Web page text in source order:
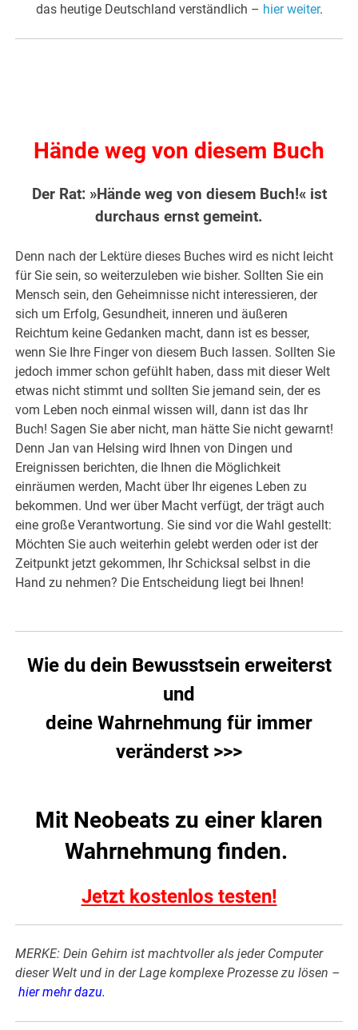
das heutige Deutschland verständlich – hier weiter.
Hände weg von diesem Buch
Der Rat: »Hände weg von diesem Buch!« ist
durchaus ernst gemeint.
Denn nach der Lektüre dieses Buches wird es nicht leicht
für Sie sein, so weiterzuleben wie bisher. Sollten Sie ein
Mensch sein, den Geheimnisse nicht interessieren, der
sich um Erfolg, Gesundheit, inneren und äußeren
Reichtum keine Gedanken macht, dann ist es besser,
wenn Sie Ihre Finger von diesem Buch lassen. Sollten Sie
jedoch immer schon gefühlt haben, dass mit dieser Welt
etwas nicht stimmt und sollten Sie jemand sein, der es
vom Leben noch einmal wissen will, dann ist das Ihr
Buch! Sagen Sie aber nicht, man hätte Sie nicht gewarnt!
Denn Jan van Helsing wird Ihnen von Dingen und
Ereignissen berichten, die Ihnen die Möglichkeit
einräumen werden, Macht über Ihr eigenes Leben zu
bekommen. Und wer über Macht verfügt, der trägt auch
eine große Verantwortung. Sie sind vor die Wahl gestellt:
Möchten Sie auch weiterhin gelebt werden oder ist der
Zeitpunkt jetzt gekommen, Ihr Schicksal selbst in die
Hand zu nehmen? Die Entscheidung liegt bei Ihnen!
Wie du dein Bewusstsein erweiterst
und
deine Wahrnehmung für immer
veränderst >>>
Mit Neobeats zu einer klaren
Wahrnehmung finden.
Jetzt kostenlos testen!
MERKE: Dein Gehirn ist machtvoller als jeder Computer
dieser Welt und in der Lage komplexe Prozesse zu lösen –
hier mehr dazu.